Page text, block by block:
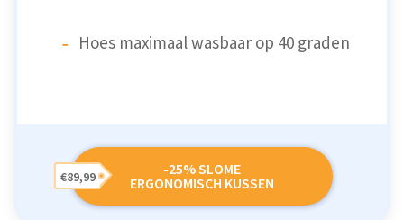
Hoes maximaal wasbaar op 40 graden
-25% SLOME
ERGONOMISCH KUSSEN
€89,99